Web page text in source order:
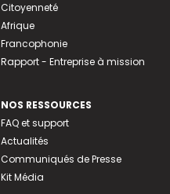
Citoyenneté
Afrique
Francophonie
Rapport - Entreprise à mission
NOS RESSOURCES
FAQ et support
Actualités
Communiqués de Presse
Kit Média